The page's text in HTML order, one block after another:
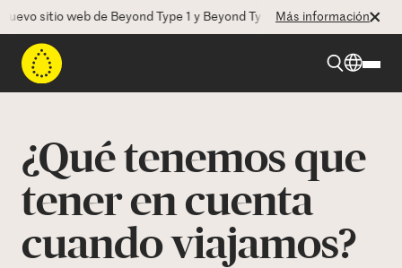
web de Beyond Type 1 y Beyond Type 2! La CEO Deborah Dugan
Más información
Beyond Type 2
Recursos
¿Qué tenemos que
tener en cuenta
cuando viajamos?